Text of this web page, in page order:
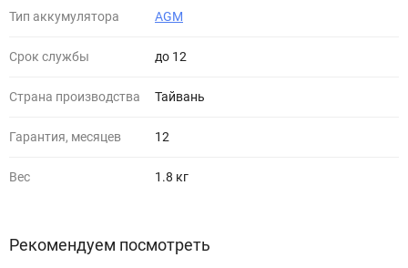
Тип аккумулятора AGM
Cрок службы до 12
Страна производства Тайвань
Гарантия, месяцев 12
Вес 1.8 кг
Рекомендуем посмотреть